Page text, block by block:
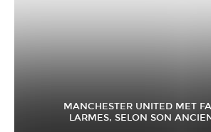
MANCHESTER UNITED MET
LARMES, SELON SON